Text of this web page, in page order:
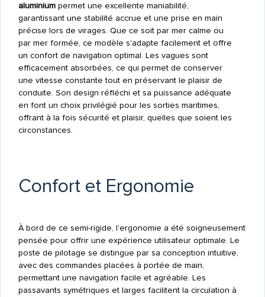
aluminiumpermet une excellente maniabilité,
garantissant une stabilité accrue et une prise en main
précise lors de virages. Que ce soit par mer calme ou
par mer formée, ce modèle s'adapte facilement et offre
un confort de navigation optimal. Les vagues sont
efficacement absorbées, ce qui permet de conserver
une vitesse constante tout en préservant le plaisir de
conduite. Son design réfléchi et sa puissance adéquate
en font un choix privilégié pour les sorties maritimes,
offrant à la fois sécurité et plaisir, quelles que soient les
circonstances.
Confort et Ergonomie
À bord de ce semi-rigide, l'ergonomie a été soigneusement
pensée pour offrir une expérience utilisateur optimale. Le
poste de pilotage se distingue par sa conception intuitive,
avec des commandes placées à portée de main,
permettant une navigation facile et agréable. Les
passavants symétriques et larges facilitent la circulation à